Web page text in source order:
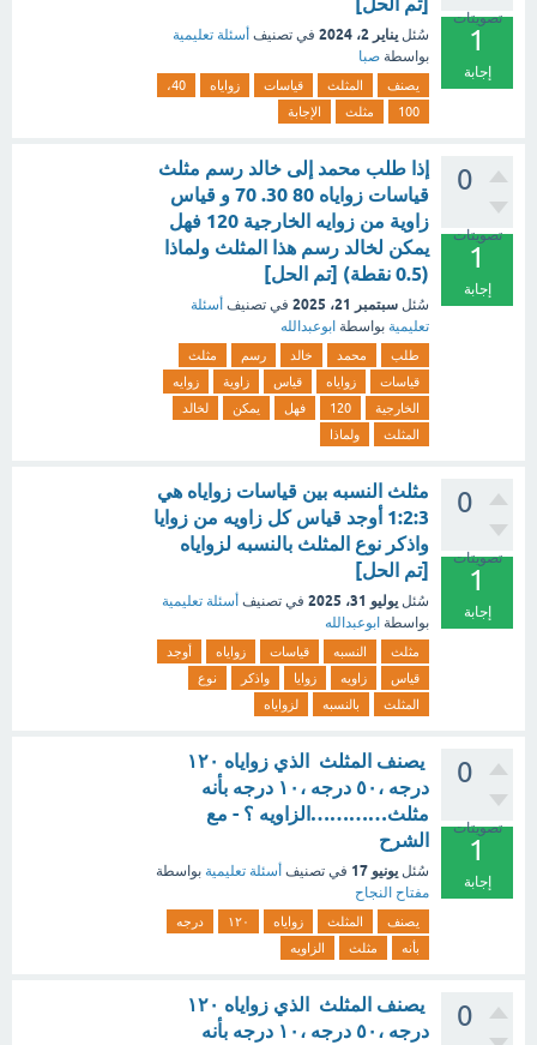
تصويتات
1
إجابة
سُئل يناير 2، 2024 في تصنيف أسئلة تعليمية
بواسطة صبا
يصنف المثلث قياسات زواياه
40،
100
مثلث الإجابة
0
تصويتات
1
إجابة
إذا طلب محمد إلى خالد رسم مثلث
قياسات زواياه 80 30. 70 و قياس
زاوية من زوايه الخارجية 120 فهل
يمكن لخالد رسم هذا المثلث ولماذا
(0.5 نقطة) [تم الحل]
سُئل سبتمبر 21، 2025 في تصنيف أسئلة
تعليمية بواسطة ابوعبدالله
طلب محمد خالد رسم
مثلث
قياسات
زواياه قياس زاوية
زوايه
الخارجية
120 فهل يمكن
لخالد
المثلث
ولماذا
0
تصويتات
1
إجابة
مثلث النسبه بين قياسات زواياه هي
1:2:3 أوجد قياس كل زاويه من زوايا
واذكر نوع المثلث بالنسبه لزواياه
[تم الحل]
سُئل يوليو 31، 2025 في تصنيف أسئلة تعليمية
بواسطة ابوعبدالله
مثلث النسبه قياسات زواياه
أوجد
قياس
زاويه زوايا واذكر
نوع
المثلث
بالنسبه لزواياه
0
تصويتات
1
إجابة
‏ ‏يصنف المثلث ‏ ‏الذي زواياه ١٢٠
درجه ،٥٠ درجه ،١٠ درجه بأنه
مثلث…………الزاويه ؟ - مع
الشرح
سُئل يونيو 17 في تصنيف أسئلة تعليمية بواسطة
مفتاح النجاح
يصنف المثلث زواياه ١٢٠
درجه
بأنه
مثلث الزاويه
0
‏ ‏يصنف المثلث ‏ ‏الذي زواياه ١٢٠
درجه ،٥٠ درجه ،١٠ درجه بأنه